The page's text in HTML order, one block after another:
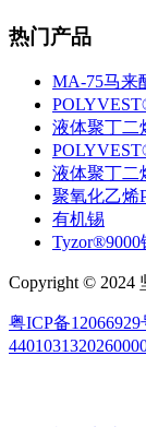
热门产品
MA-75马来
液体聚丁二
液体聚丁二
聚氧化乙烯
有机锡
Copyright © 2024
粤ICP备12066929